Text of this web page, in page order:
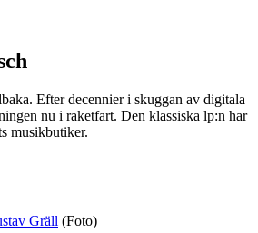
Efter decennier i skuggan av ­digitala
nu i raketfart. Den ­klassiska lp:n har
musikbutiker.
Gräll (Foto)